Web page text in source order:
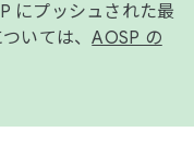
にプッシュされた最
いては、AOSP の